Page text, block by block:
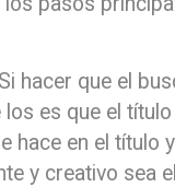
Si hacer que el
es que el
hace en el
y creativo sea